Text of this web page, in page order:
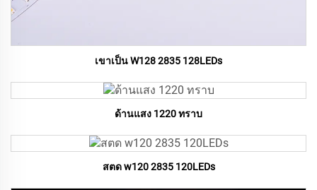
เขาเป็น W128 2835 128LEDs
ด้านแสง 1220 ทราบ
สตด w120 2835 120LEDs